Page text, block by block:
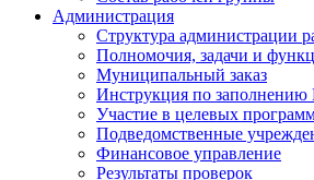
Администрация
Структура администрации
Полномочия, задачи и
Муниципальный заказ
Инструкция по
Участие в целевых
Подведомственные
Финансовое управление
Результаты проверок